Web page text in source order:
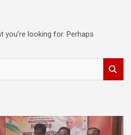
you’re looking for. Perhaps